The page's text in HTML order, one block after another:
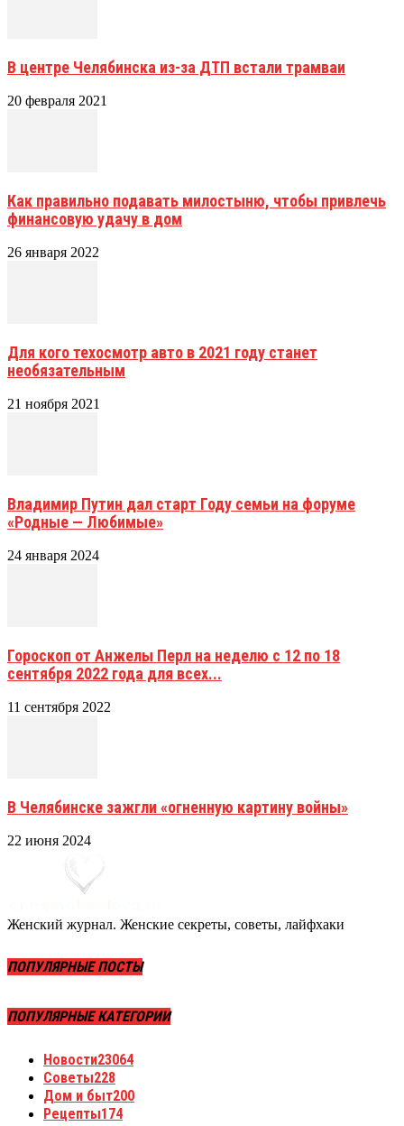
В центре Челябинска из-за ДТП встали трамваи
20 февраля 2021
Как правильно подавать милостыню, чтобы привлечь
финансовую удачу в дом
26 января 2022
Для кого техосмотр авто в 2021 году станет
необязательным
21 ноября 2021
Владимир Путин дал старт Году семьи на форуме
«Родные — Любимые»
24 января 2024
Гороскоп от Анжелы Перл на неделю с 12 по 18
сентября 2022 года для всех...
11 сентября 2022
В Челябинске зажгли «огненную картину войны»
22 июня 2024
Женский журнал. Женские секреты, советы, лайфхаки
ПОПУЛЯРНЫЕ ПОСТЫ
ПОПУЛЯРНЫЕ КАТЕГОРИИ
Новости23064
Советы228
Дом и быт200
Рецепты174